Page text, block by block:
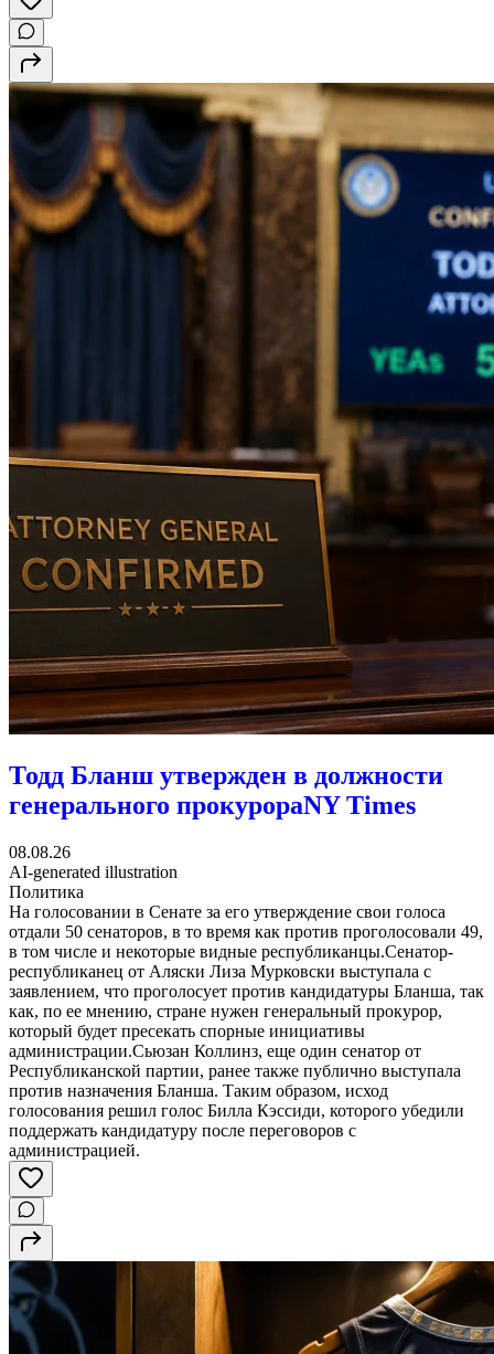
Тодд Бланш утвержден в должности
генерального прокурораNY Times
08.08.26
AI-generated illustration
Политика
На голосовании в Сенате за его утверждение свои голоса
отдали 50 сенаторов, в то время как против проголосовали 49,
в том числе и некоторые видные республиканцы.Сенатор-
республиканец от Аляски Лиза Мурковски выступала с
заявлением, что проголосует против кандидатуры Бланша, так
как, по ее мнению, стране нужен генеральный прокурор,
который будет пресекать спорные инициативы
администрации.Сьюзан Коллинз, еще один сенатор от
Республиканской партии, ранее также публично выступала
против назначения Бланша. Таким образом, исход
голосования решил голос Билла Кэссиди, которого убедили
поддержать кандидатуру после переговоров с
администрацией.